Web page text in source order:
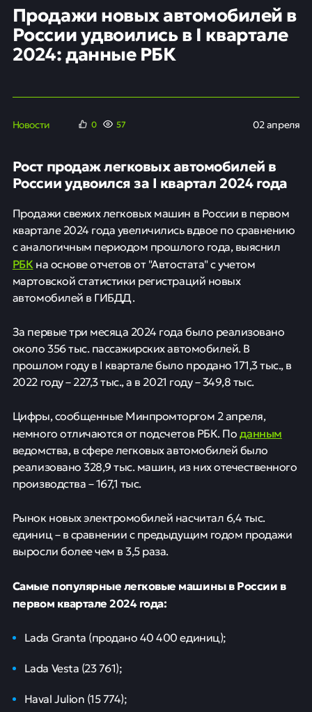
Продажи новых автомобилей в
России удвоились в I квартале
2024: данные РБК
Новости 0 57 02 апреля
Рост продаж легковых автомобилей в
России удвоился за I квартал 2024 года
Продажи свежих легковых машин в России в первом
квартале 2024 года увеличились вдвое по сравнению
с аналогичным периодом прошлого года, выяснил
РБКна основе отчетов от "Автостата" с учетом
мартовской статистики регистраций новых
автомобилей в ГИБДД.
За первые три месяца 2024 года было реализовано
около 356 тыс. пассажирских автомобилей. В
прошлом году в I квартале было продано 171,3 тыс., в
2022 году – 227,3 тыс., а в 2021 году – 349,8 тыс.
Цифры, сообщенные Минпромторгом 2 апреля,
немного отличаются от подсчетов РБК. Поданным
ведомства, в сфере легковых автомобилей было
реализовано 328,9 тыс. машин, из них отечественного
производства – 167,1 тыс.
Рынок новых электромобилей насчитал 6,4 тыс.
единиц – в сравнении с предыдущим годом продажи
выросли более чем в 3,5 раза.
Самые популярные легковые машины в России в
первом квартале 2024 года:
Lada Granta (продано 40 400 единиц);
Lada Vesta (23 761);
Haval Julion (15 774);